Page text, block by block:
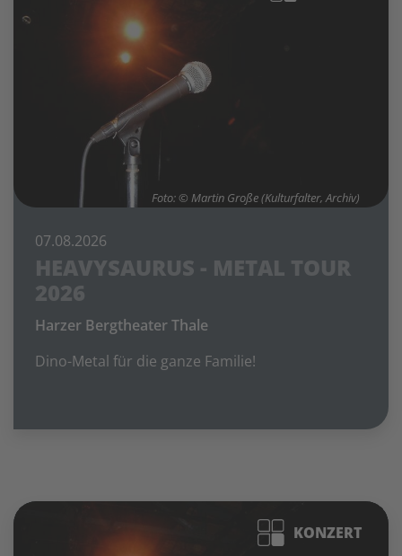
Foto: © Martin Große (Kulturfalter, Archiv)
07.08.2026
HEAVYSAURUS - METAL TOUR
2026
Harzer Bergtheater Thale
Dino-Metal für die ganze Familie!
KONZERT